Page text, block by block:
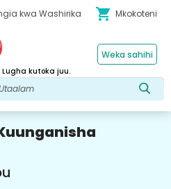
kwa Washirika shopping_cart Mkokoteni
kutoka juu.
Weka sahihi